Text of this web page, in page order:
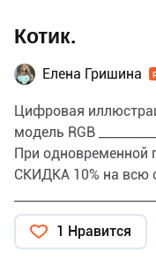
Котик.
Елена Гришина
Цифровая
модель RGB
При одновременной
СКИДКА 10% на всю
ПРИМЕНЕНИЕ и
можно1 Нравится